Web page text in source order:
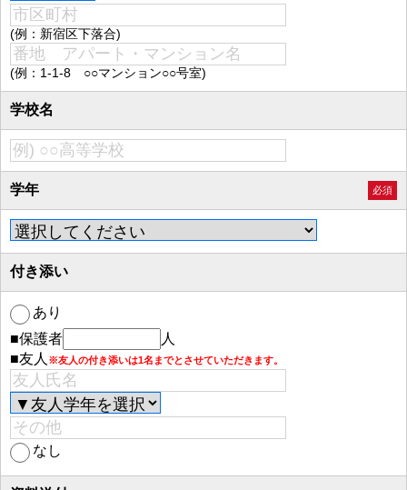
(例：新宿区下落合)
(例：1-1-8 ○○マンション○○号室)
学校名
学年 必須
付き添い
あり
■保護者
人
■友人 ※友人の付き添いは1名までとさせていただきます。
なし